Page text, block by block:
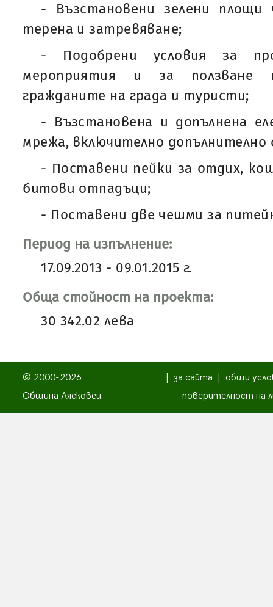
- Възстановени зелени площи
терена и затревяване;
- Подобрени условия за
мероприятия и за
гражданите на града и туристи;
- Възстановена и допълнена
мрежа, включително допълнително
- Поставени пейки за отдих,
битови отпадъци;
- Поставени две чешми за
Период на изпълнение:
17.09.2013 - 09.01.2015 г.
Обща стойност на проекта:
30 342.02 лева
© 2000-2026
Община Лясковец
за сайта
общи
поверителност на